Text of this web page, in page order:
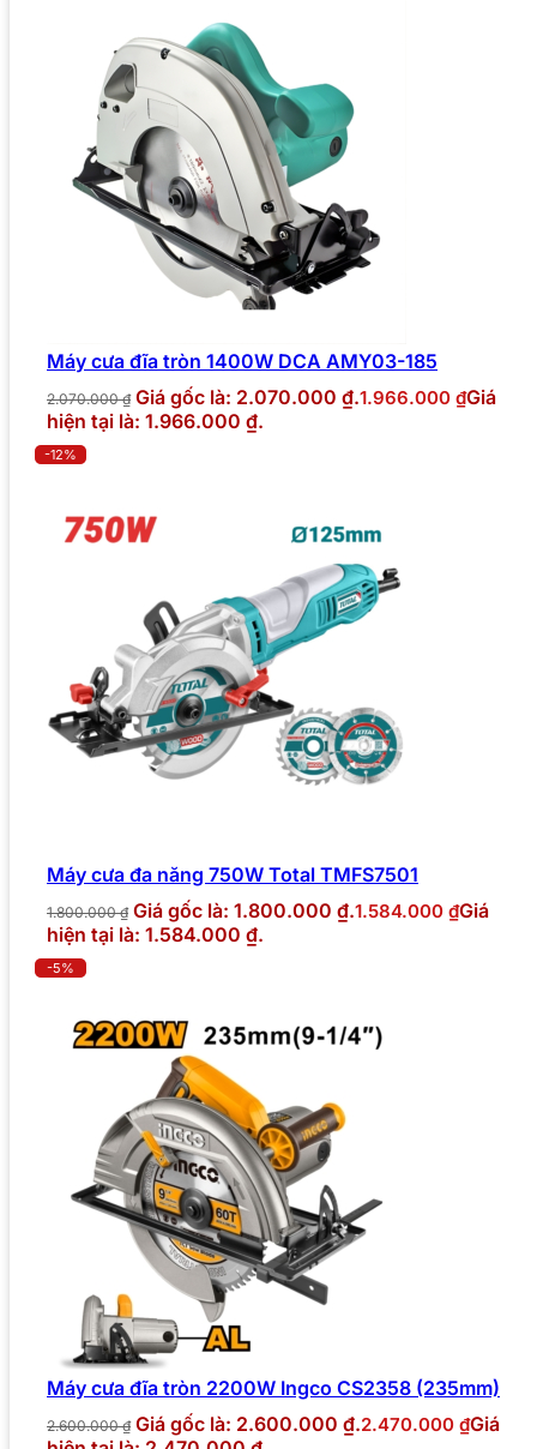
Máy cưa đĩa tròn 1400W DCA AMY03-185
2.070.000₫ Giá gốc là: 2.070.000 ₫.1.966.000 ₫Giá
hiện tại là: 1.966.000 ₫.
-12%
Máy cưa đa năng 750W Total TMFS7501
1.800.000₫ Giá gốc là: 1.800.000 ₫.1.584.000 ₫Giá
hiện tại là: 1.584.000 ₫.
-5%
Máy cưa đĩa tròn 2200W Ingco CS2358 (235mm)
2.600.000₫ Giá gốc là: 2.600.000 ₫.2.470.000 ₫Giá